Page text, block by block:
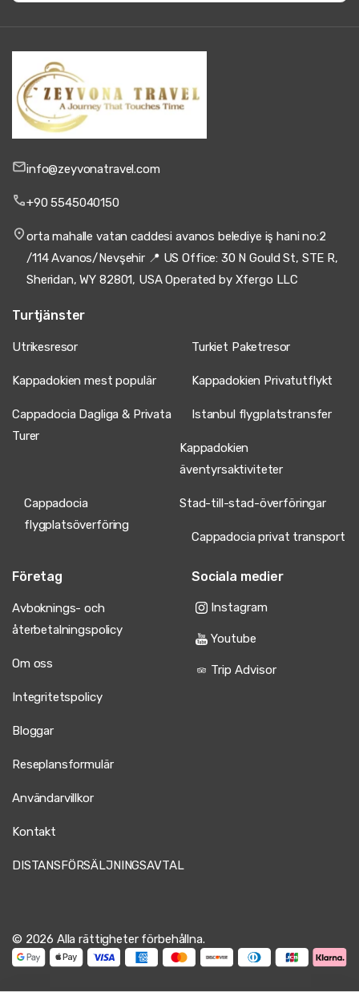
info@zeyvonatravel.com
+90 5545040150
orta mahalle vatan caddesi avanos belediye iş hani no:2
/114 Avanos/Nevşehir 📍 US Office: 30 N Gould St, STE R,
Sheridan, WY 82801, USA Operated by Xfergo LLC
Turtjänster
Utrikesresor Turkiet Paketresor
Kappadokien mest populär Kappadokien Privatutflykt
Cappadocia Dagliga & Privata
Turer
Istanbul flygplatstransfer
Kappadokien
äventyrsaktiviteter
Cappadocia
flygplatsöverföring
Stad-till-stad-överföringar
Cappadocia privat transport
Företag
Avboknings- och
återbetalningspolicy
Om oss
Integritetspolicy
Bloggar
Reseplansformulär
Användarvillkor
Kontakt
DISTANSFÖRSÄLJNINGSAVTAL
Sociala medier
Instagram
Youtube
Trip Advisor
© 2026 Alla rättigheter förbehållna.